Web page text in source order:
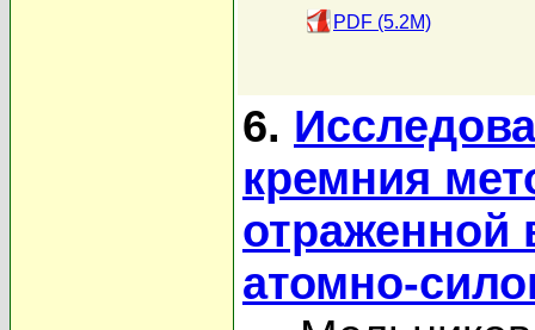
PDF (5.2M)
6.
кремния
отраженной
атомно-